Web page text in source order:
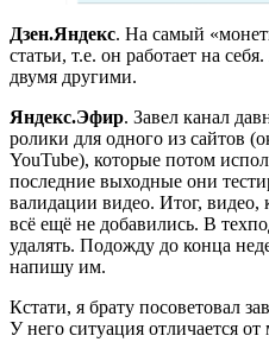
Дзен.Яндекс. На самый
статьи, т.е. он работает на
двумя другими.
Яндекс.Эфир. Завел канал
ролики для одного из сайтов
YouTube), которые потом
последние выходные они
валидации видео. Итог, видео,
всё ещё не добавились. В
удалять. Подожду до конца
напишу им.
Кстати, я брату посоветовал
У него ситуация отличается